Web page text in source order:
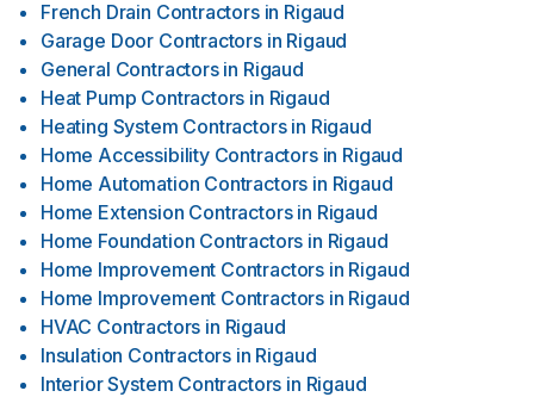
French Drain Contractors in Rigaud
Garage Door Contractors in Rigaud
General Contractors in Rigaud
Heat Pump Contractors in Rigaud
Heating System Contractors in Rigaud
Home Accessibility Contractors in Rigaud
Home Automation Contractors in Rigaud
Home Extension Contractors in Rigaud
Home Foundation Contractors in Rigaud
Home Improvement Contractors in Rigaud
Home Improvement Contractors in Rigaud
HVAC Contractors in Rigaud
Insulation Contractors in Rigaud
Interior System Contractors in Rigaud